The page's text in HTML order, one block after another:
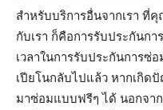
สำหรับบริการอื่นจากเรา ที่
กับเรา ก็คือการรับประกันกา
เวลาในการรับประกันการซ่
เปียโนกลับไปแล้ว หากเกิด
มาซ่อมแบบฟรีๆ ได้ นอกจา